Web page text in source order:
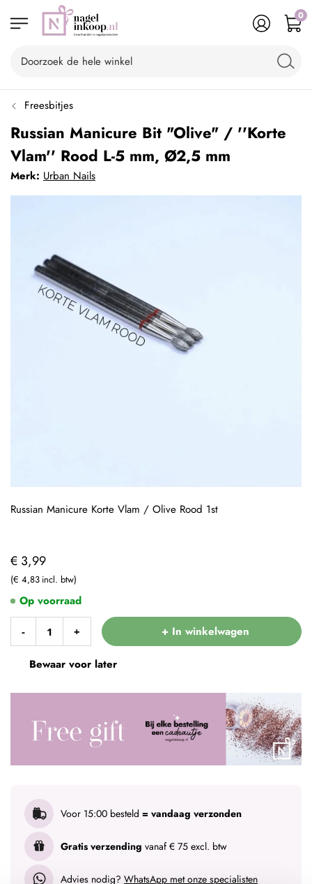
0
Freesbitjes
Russian Manicure Bit "Olive" / ''Korte
Vlam'' Rood L-5 mm, Ø2,5 mm
Merk: Urban Nails
€ 3,99
€ 4,83
- + + In winkelwagen
Bewaar voor later
Voor 15:00 besteld = vandaag verzonden
Gratis verzending vanaf € 75 excl. btw
Advies nodig? WhatsApp met onze specialisten
Op voorraad
Russian Manicure Korte Vlam / Olive Rood 1st